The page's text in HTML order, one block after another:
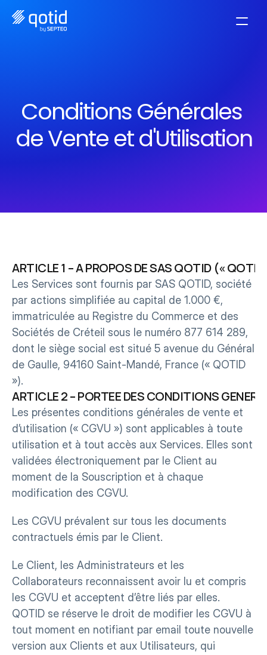
Conditions Générales
de Vente et d'Utilisation
ARTICLE 1 – A PROPOS DE SAS QOTID (« QOTID
Les Services sont fournis par SAS QOTID, société
par actions simplifiée au capital de 1.000 €,
immatriculée au Registre du Commerce et des
Sociétés de Créteil sous le numéro 877 614 289,
dont le siège social est situé 5 avenue du Général
de Gaulle, 94160 Saint-Mandé, France (« QOTID
»).
ARTICLE 2 – PORTEE DES CONDITIONS
Les présentes conditions générales de vente et
d’utilisation (« CGVU ») sont applicables à toute
utilisation et à tout accès aux Services. Elles sont
validées électroniquement par le Client au
moment de la Souscription et à chaque
modification des CGVU.
Les CGVU prévalent sur tous les documents
contractuels émis par le Client.
Le Client, les Administrateurs et les
Collaborateurs reconnaissent avoir lu et compris
les CGVU et acceptent d’être liés par elles.
QOTID se réserve le droit de modifier les CGVU à
tout moment en notifiant par email toute nouvelle
version aux Clients et aux Utilisateurs, qui